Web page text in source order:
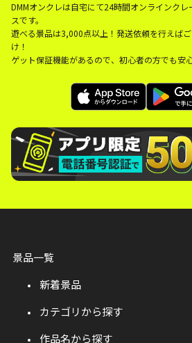
DMMオンクレは自宅にて24時間オンラインク
スです。
遊べる景品は3,000点以上！発送依頼を行えば
け！
ゲット保証機能があるので、初心者の方でも安
景品一覧
新着景品
カテゴリから探す
作品名から探す